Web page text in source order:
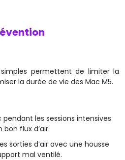
permettent de limiter la
la durée de vie des Mac M5.
pendant les sessions intensives
flux d’air.
sorties d’air avec une housse
mal ventilé.